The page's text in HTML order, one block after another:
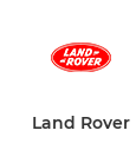
Land Rover